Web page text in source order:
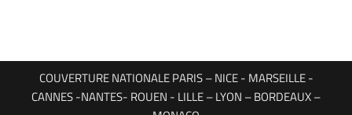
COUVERTURE NATIONALE PARIS – NICE - MARSEILLE -
CANNES -NANTES- ROUEN - LILLE – LYON – BORDEAUX –